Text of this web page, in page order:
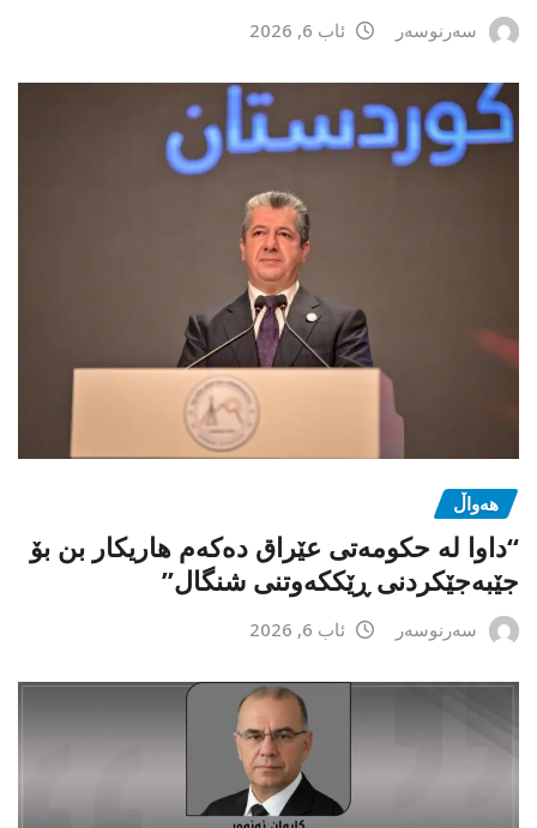
سەرنوسەر ئاب 6, 2026
هەواڵ
“داوا لە حكومەتی عێراق دەكەم هاریكار بن بۆ
جێبەجێكردنی ڕێككەوتنی شنگال”
سەرنوسەر ئاب 6, 2026